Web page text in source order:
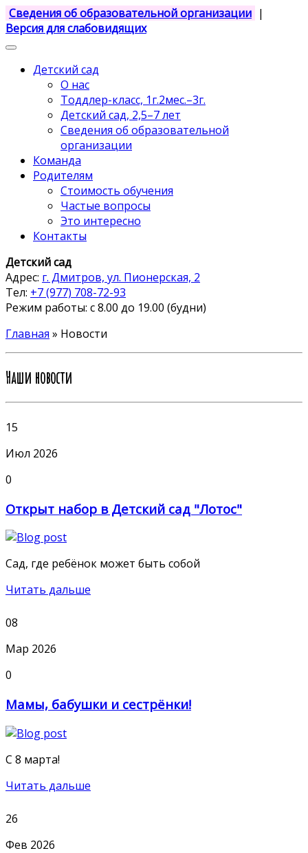
Сведения об образовательной организации |
Версия для слабовидящих
Детский сад
О нас
Тоддлер-класс, 1г.2мес.–3г.
Детский сад, 2,5–7 лет
Сведения об образовательной
организации
Команда
Родителям
Стоимость обучения
Частые вопросы
Это интересно
Контакты
Детский сад
Адрес: г. Дмитров, ул. Пионерская, 2
Тел: +7 (977) 708-72-93
Режим работы: с 8.00 до 19.00 (будни)
Главная » Новости
Наши новости
15
Июл 2026
0
Открыт набор в Детский сад "Лотос"
Сад, где ребёнок может быть собой
Читать дальше
08
Мар 2026
0
Мамы, бабушки и сестрёнки!
С 8 марта!
Читать дальше
26
Фев 2026